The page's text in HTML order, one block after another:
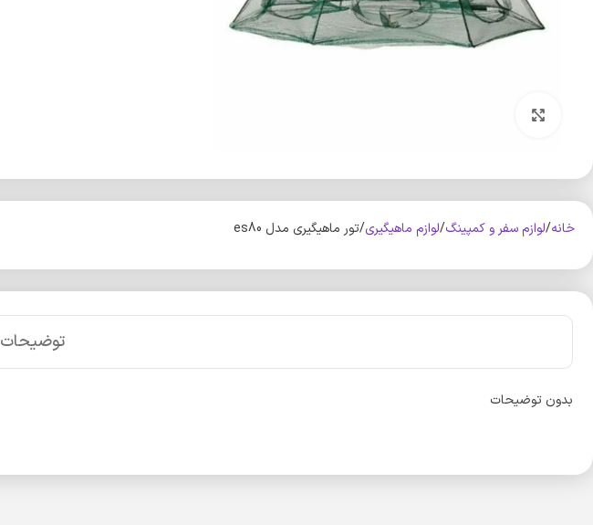
خانه لوازم سفر و کمپینگ لوازم ماهیگیری تور ماهیگیری مدل es80
توضیحات
بدون توضیحات